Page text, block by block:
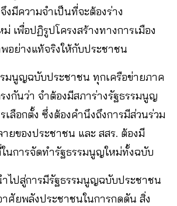
มีความจำเป็นที่จะต้องร่าง
เพื่อปฏิรูปโครงสร้างทางการเมือง
อย่างแท้จริงให้กับประชาชน
มนูญฉบับประชาชน ทุกเครือข่ายภาค
กันว่า จำต้องมีสภาร่างรัฐธรรมนูญ
เลือกตั้ง ซึ่งต้องคำนึงถึงการมีส่วนร่วม
ยของประชาชน และ สสร. ต้องมี
นการจัดทำรัฐธรรมนูญใหม่ทั้งฉบับ
ไปสู่การมีรัฐธรรมนูญฉบับประชาชน
าศัยพลังประชาชนในการกดดัน สิ่ง